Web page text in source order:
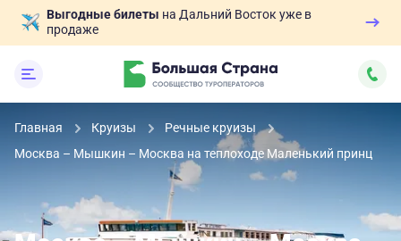
Выгодные билеты на Дальний Восток уже в
продаже
Главная Круизы
Речные круизы
Москва – Мышкин – Москва на теплоходе Маленький принц